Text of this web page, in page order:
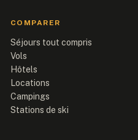
COMPARER
Séjours tout compris
Vols
Hôtels
Locations
Campings
Stations de ski